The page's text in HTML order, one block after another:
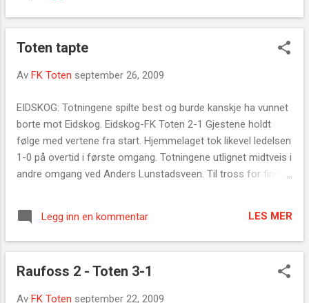
Toten tapte
Av FK Toten september 26, 2009
EIDSKOG: Totningene spilte best og burde kanskje ha vunnet
borte mot Eidskog. Eidskog-FK Toten 2-1 Gjestene holdt
følge med vertene fra start. Hjemmelaget tok likevel ledelsen
1-0 på overtid i første omgang. Totningene utlignet midtveis i
andre omgang ved Anders Lunstadsveen. Til tross for fine
2-1. Dette ble også sluttresultatet. Mål Toten: 1-1- Anders
Lunstadsveen Gule kort: Trond Aas, FK Toten FK Toten (4-5-
Hjelmtvedt, Morten Solheim - Anders Kristoffersen, Trond
Legg inn en kommentar LES MER
Raufoss 2 - Toten 3-1
Av FK Toten september 22, 2009